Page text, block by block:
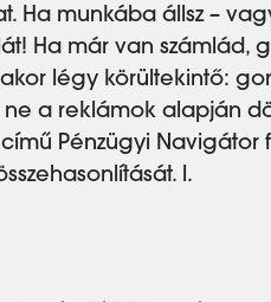
Ha munkába állsz –
Ha már van számlád,
légy körültekintő:
a reklámok alapján
Pénzügyi Navigátor
l.